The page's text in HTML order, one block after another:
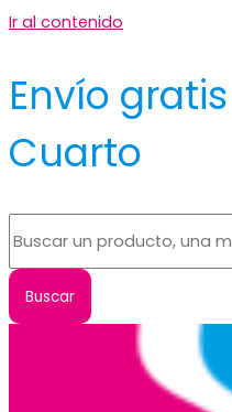
Ir al contenido
Envío
Cuarto